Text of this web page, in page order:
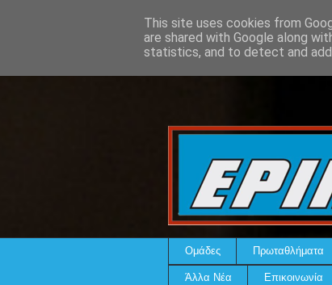
Ομάδες Πρωταθλήματα
Άλλα Νέα Επικοινωνία
This site uses cookies from
are shared with Google along
statistics, and to detect and